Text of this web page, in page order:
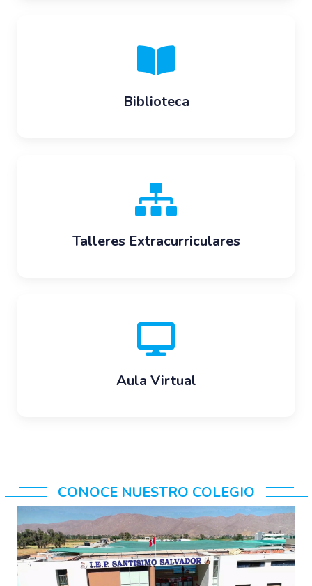
Biblioteca
Talleres Extracurriculares
Aula Virtual
CONOCE NUESTRO COLEGIO